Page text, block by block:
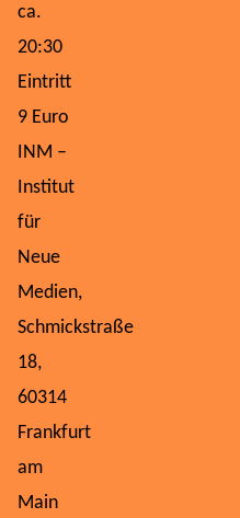
ca.
20:30
Eintritt
9 Euro
INM –
Institut
für
Neue
Medien,
Schmickstraße
18,
60314
Frankfurt
am
Main